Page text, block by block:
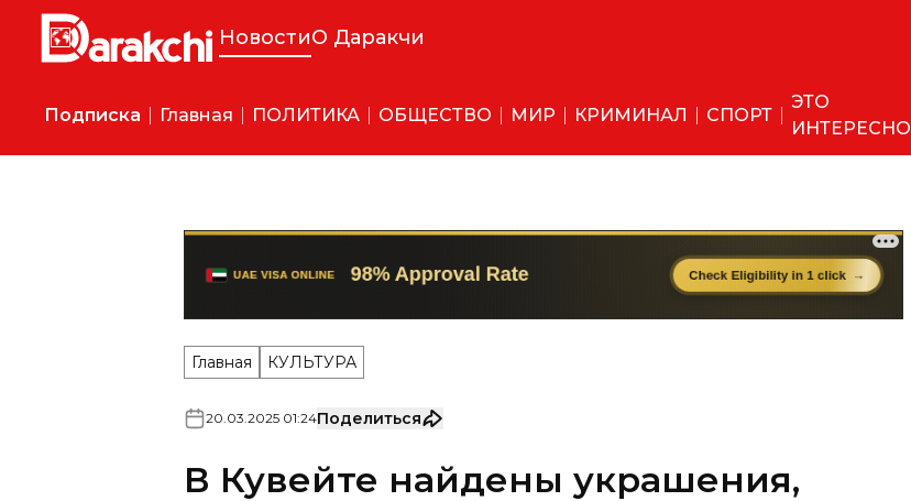
НовостиО Даракчи
Подписка Главная ПОЛИТИКА ОБЩЕСТВО МИР КРИМИНАЛ СПОРТ
ЭТО
ИНТЕРЕСНО
Главная КУЛЬТУРА
В Кувейте найдены украшения,
принадлежавшие эмиру Бухары
(фото)